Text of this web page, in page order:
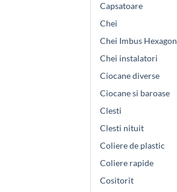
Capsatoare
Chei
Chei Imbus Hexagon
Chei instalatori
Ciocane diverse
Ciocane si baroase
Clesti
Clesti nituit
Coliere de plastic
Coliere rapide
Cositorit